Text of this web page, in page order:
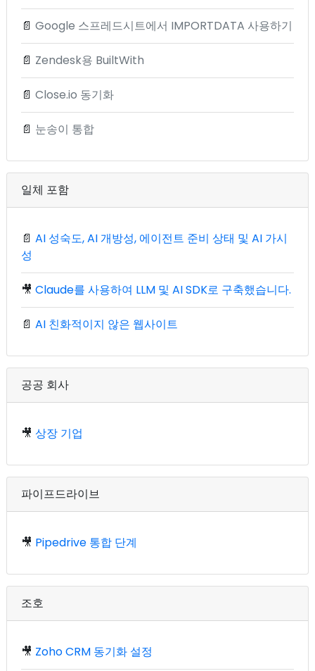
📄 Google 스프레드시트에서 IMPORTDATA 사용하기
📄 Zendesk용 BuiltWith
📄 Close.io 동기화
📄 눈송이 통합
일체 포함
📄 AI 성숙도, AI 개방성, 에이전트 준비 상태 및 AI 가시
성
🎥 Claude를 사용하여 LLM 및 AI SDK로 구축했습니다.
📄 AI 친화적이지 않은 웹사이트
공공 회사
🎥 상장 기업
파이프드라이브
🎥 Pipedrive 통합 단계
조호
🎥 Zoho CRM 동기화 설정